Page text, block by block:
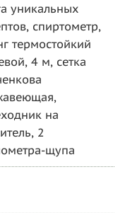
уникальных
спиртометр,
термостойкий
4 м, сетка
на
2
щупа